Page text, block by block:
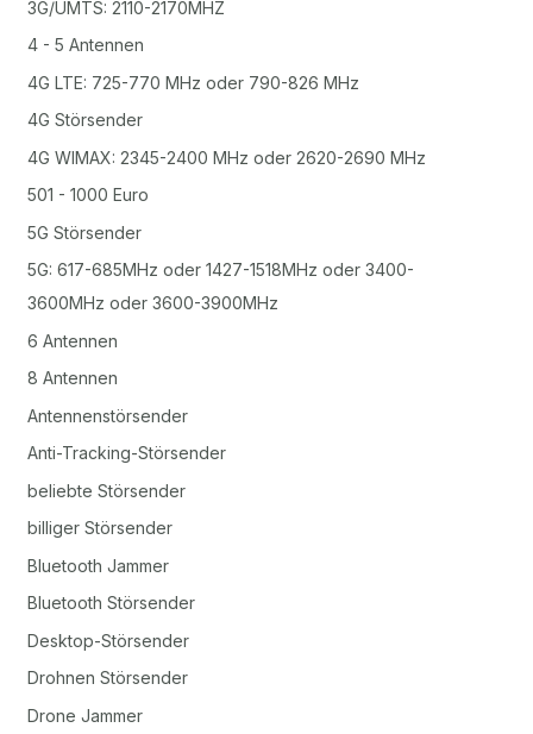
3G/UMTS: 2110-2170MHZ
4 - 5 Antennen
4G LTE: 725-770 MHz oder 790-826 MHz
4G Störsender
4G WIMAX: 2345-2400 MHz oder 2620-2690 MHz
501 - 1000 Euro
5G Störsender
5G: 617-685MHz oder 1427-1518MHz oder 3400-
3600MHz oder 3600-3900MHz
6 Antennen
8 Antennen
Antennenstörsender
Anti-Tracking-Störsender
beliebte Störsender
billiger Störsender
Bluetooth Jammer
Bluetooth Störsender
Desktop-Störsender
Drohnen Störsender
Drone Jammer